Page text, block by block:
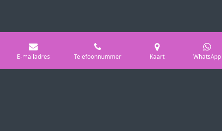
E-mailadres Telefoonnummer Kaart WhatsApp